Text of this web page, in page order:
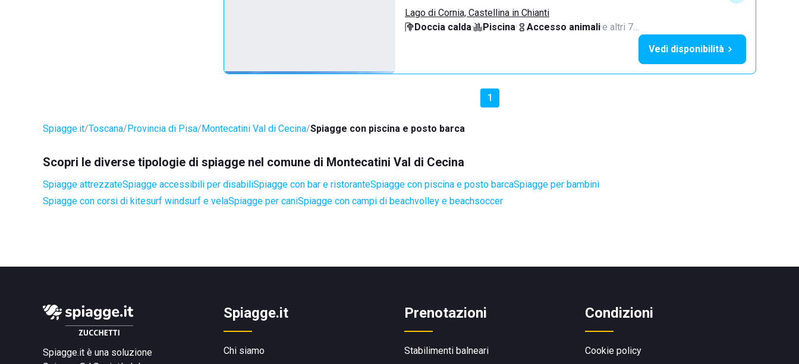
Lago di Cornia, Castellina in Chianti
Doccia calda· Piscina· Accesso animali·e altri 7…
Vedi disponibilità
1
Spiagge.it Toscana Provincia di Pisa Montecatini Val di Cecina Spiagge con piscina e posto barca
Scopri le diverse tipologie di spiagge nel comune di Montecatini Val di Cecina
Spiagge attrezzateSpiagge accessibili per disabiliSpiagge con bar e ristoranteSpiagge con piscina e posto barcaSpiagge per bambini
Spiagge con corsi di kitesurf windsurf e velaSpiagge per caniSpiagge con campi di beachvolley e beachsoccer
Spiagge.it è una soluzione
Spiagge.it
Chi siamo
Prenotazioni
Stabilimenti balneari
Condizioni
Cookie policy